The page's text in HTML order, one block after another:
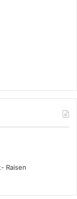
Raisen